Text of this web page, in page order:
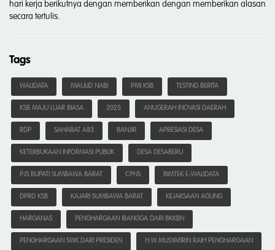
hari kerja berikutnya dengan memberikan dengan memberikan alasan
secara tertulis.
Tags
WALIDATA MAULID NABI PMI KSB TESTING BERITA
KSB MAJU LUAR BIASA 2025 ANUGERAH INOVASI DAERAH
RDP SAHABAT A83 BANJIR APRESIASI DESA
KETERBUKAAN INFORMASI PUBLIK DESA DESABERU
PJS BUPATI SUMBAWA BARAT CPNS BIMTEK E-WALIDATA
DPRD KSB KAJARI SUMBAWA BARAT KEJAKSAAN AGUNG
HARGANAS PENGHARGAAN IBANGGA DARI BKKBN
PENGHARGAAN SWK DARI PRESIDEN H.W.MUSYAFIRIN RAIH PENGHARGAAN